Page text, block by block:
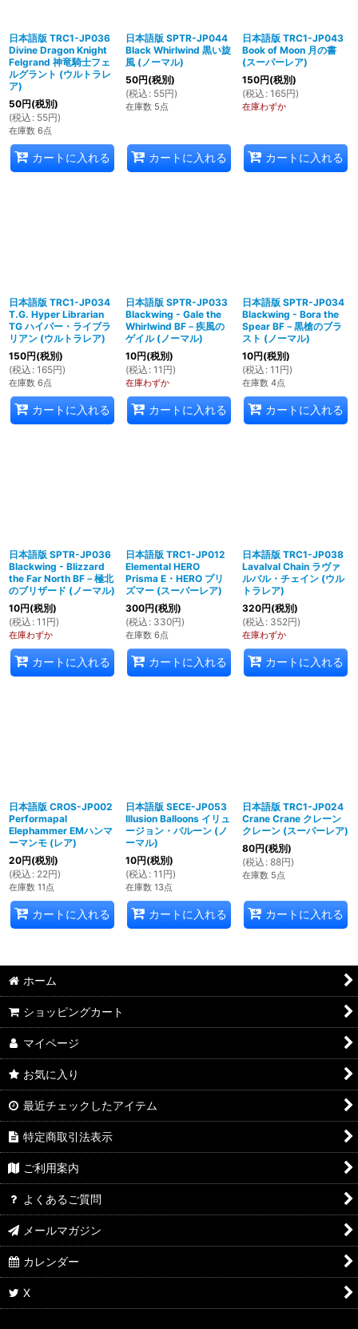
日本語版 TRC1-JP036
Divine Dragon Knight
Felgrand 神竜騎士フェ
ルグラント (ウルトラレ
ア)
50円(税別)
(税込 : 55円)
在庫数 6点
カートに入れる
日本語版 SPTR-JP044
Black Whirlwind 黒い旋
風 (ノーマル)
50円(税別)
(税込 : 55円)
在庫数 5点
カートに入れる
日本語版 TRC1-JP043
Book of Moon 月の書
(スーパーレア)
150円(税別)
(税込 : 165円)
在庫わずか
カートに入れる
日本語版 TRC1-JP034
T.G. Hyper Librarian
TG ハイパー・ライブラ
リアン (ウルトラレア)
150円(税別)
(税込 : 165円)
在庫数 6点
カートに入れる
日本語版 SPTR-JP033
Blackwing - Gale the
Whirlwind BF－疾風の
ゲイル (ノーマル)
10円(税別)
(税込 : 11 円)
在庫わずか
カートに入れる
日本語版 SPTR-JP034
Blackwing - Bora the
Spear BF－黒槍のブラ
スト (ノーマル)
10円(税別)
(税込 : 11 円)
在庫数 4点
カートに入れる
日本語版 SPTR-JP036
Blackwing - Blizzard
the Far North BF－極北
のブリザード (ノーマル)
10円(税別)
(税込 : 11 円)
在庫わずか
カートに入れる
日本語版 TRC1-JP012
Elemental HERO
Prisma E・HERO プリ
ズマー (スーパーレア)
300円(税別)
(税込 : 330円)
在庫数 6点
カートに入れる
日本語版 TRC1-JP038
Lavalval Chain ラヴァ
ルバル・チェイン (ウル
トラレア)
320円(税別)
(税込 : 352円)
在庫わずか
カートに入れる
日本語版 CROS-JP002
Performapal
Elephammer EMハンマ
ーマンモ (レア)
20円(税別)
(税込 : 22円)
在庫数 11点
カートに入れる
日本語版 SECE-JP053
Illusion Balloons イリュ
ージョン・バルーン (ノ
ーマル)
10円(税別)
(税込 : 11 円)
在庫数 13点
カートに入れる
日本語版 TRC1-JP024
Crane Crane クレーン
クレーン (スーパーレア)
80円(税別)
(税込 : 88円)
在庫数 5点
カートに入れる
ホーム
ショッピングカート
マイページ
お気に入り
最近チェックしたアイテム
特定商取引法表示
ご利用案内
よくあるご質問
メールマガジン
カレンダー
X